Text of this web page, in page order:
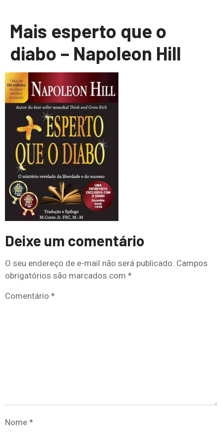
Mais esperto que o
diabo – Napoleon Hill
Deixe um comentário
O seu endereço de e-mail não será publicado. Campos
obrigatórios são marcados com *
Comentário *
Nome *